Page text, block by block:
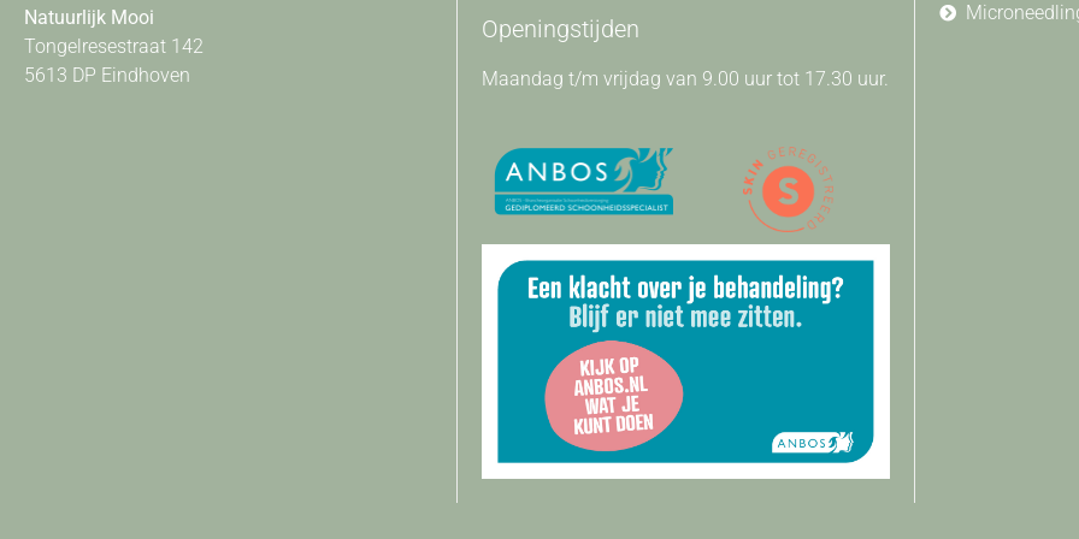
Natuurlijk Mooi
Tongelresestraat 142
5613 DP Eindhoven
Openingstijden
Maandag t/m vrijdag van 9.00 uur tot 17.30 uur.